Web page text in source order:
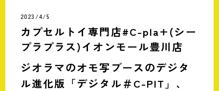
2023/4/5
カプセルトイ専門店#C-pla+(シー
プラプラス)イオンモール豊川店
ジオラマのオモ写ブースのデジタ
ル進化版「デジタル＃C-PIT」、